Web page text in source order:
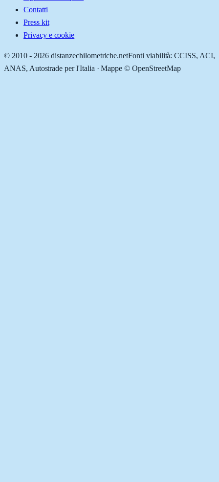
Contatti
Press kit
Privacy e cookie
© 2010 - 2026 distanzechilometriche.netFonti viabilità: CCISS, ACI,
ANAS, Autostrade per l'Italia · Mappe © OpenStreetMap